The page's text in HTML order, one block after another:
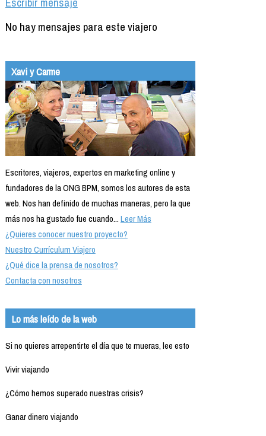
No hay mensajes para este viajero
Xavi y Carme
Escritores, viajeros, expertos en marketing online y
fundadores de la ONG BPM, somos los autores de esta
web. Nos han definido de muchas maneras, pero la que
más nos ha gustado fue cuando...Leer Más
¿Quieres conocer nuestro proyecto?
Nuestro Currículum Viajero
¿Qué dice la prensa de nosotros?
Contacta con nosotros
Lo más leído de la web
Si no quieres arrepentirte el día que te mueras, lee esto
Vivir viajando
¿Cómo hemos superado nuestras crisis?
Ganar dinero viajando